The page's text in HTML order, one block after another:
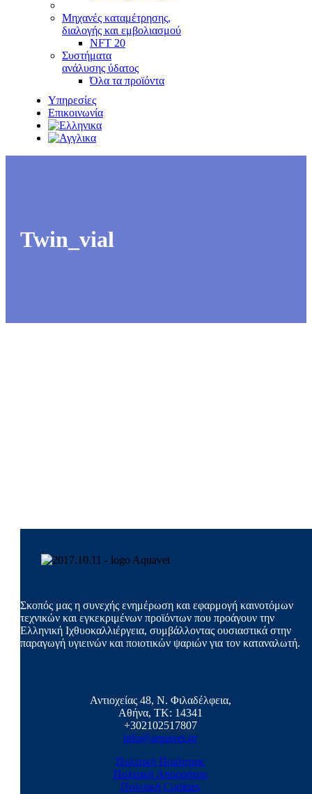
Μηχανές καταμέτρησης,
διαλογής και εμβολιασμού
NFT 20
Συστήματα
ανάλυσης ύδατος
Όλα τα προϊόντα
Υπηρεσίες
Επικοινωνία
Twin_vial
Σκοπός μας η συνεχής ενημέρωση και εφαρμογή καινοτόμων
τεχνικών και εγκεκριμένων προϊόντων που προάγουν την
Ελληνική Ιχθυοκαλλιέργεια, συμβάλλοντας ουσιαστικά στην
παραγωγή υγιεινών και ποιοτικών ψαριών για τον καταναλωτή.
Αντιοχείας 48, Ν. Φιλαδέλφεια,
Αθήνα, ΤΚ: 14341
+302102517807
info@aquavet.gr
Πολιτική Ποιότητας
Πολιτική Απορρήτου
Πολιτική Cookies